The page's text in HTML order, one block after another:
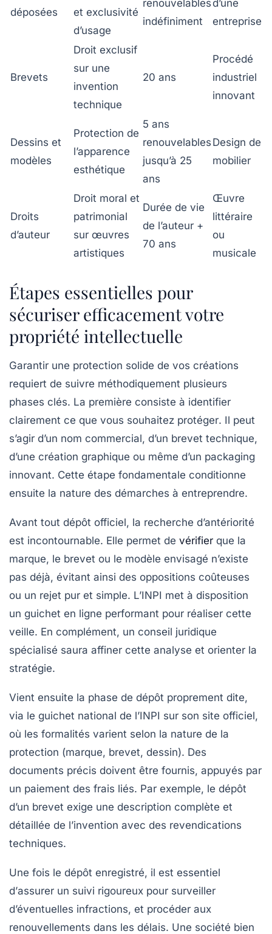
déposées
et exclusivité
d’usage
renouvelables
indéfiniment
d’une
entreprise
Brevets
Droit exclusif
sur une
invention
technique
20 ans
Procédé
industriel
innovant
Dessins et
modèles
Protection de
l’apparence
esthétique
5 ans
renouvelables
jusqu’à 25
ans
Design de
mobilier
Droits
d’auteur
Droit moral et
patrimonial
sur œuvres
artistiques
Durée de vie
de l’auteur +
70 ans
Œuvre
littéraire
ou
musicale
Étapes essentielles pour
sécuriser efficacement votre
propriété intellectuelle
Garantir une protection solide de vos créations
requiert de suivre méthodiquement plusieurs
phases clés. La première consiste à identifier
clairement ce que vous souhaitez protéger. Il peut
s’agir d’un nom commercial, d’un brevet technique,
d’une création graphique ou même d’un packaging
innovant. Cette étape fondamentale conditionne
ensuite la nature des démarches à entreprendre.
Avant tout dépôt officiel, la recherche d’antériorité
est incontournable. Elle permet de vérifier que la
marque, le brevet ou le modèle envisagé n’existe
pas déjà, évitant ainsi des oppositions coûteuses
ou un rejet pur et simple. L’INPI met à disposition
un guichet en ligne performant pour réaliser cette
veille. En complément, un conseil juridique
spécialisé saura affiner cette analyse et orienter la
stratégie.
Vient ensuite la phase de dépôt proprement dite,
via le guichet national de l’INPI sur son site officiel,
où les formalités varient selon la nature de la
protection (marque, brevet, dessin). Des
documents précis doivent être fournis, appuyés par
un paiement des frais liés. Par exemple, le dépôt
d’un brevet exige une description complète et
détaillée de l’invention avec des revendications
techniques.
Une fois le dépôt enregistré, il est essentiel
d’assurer un suivi rigoureux pour surveiller
d’éventuelles infractions, et procéder aux
renouvellements dans les délais. Une société bien